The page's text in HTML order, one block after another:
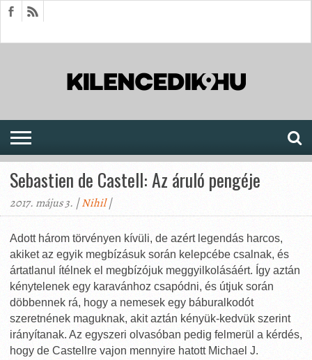
Sebastien de Castell: Az áruló pengéje
2017. május 3. |Nihil|
Adott három törvényen kívüli, de azért legendás harcos,
akiket az egyik megbízásuk során kelepcébe csalnak, és
ártatlanul ítélnek el megbízójuk meggyilkolásáért. Így aztán
kénytelenek egy karavánhoz csapódni, és útjuk során
döbbennek rá, hogy a nemesek egy báburalkodót
szeretnének maguknak, akit aztán kényük-kedvük szerint
irányítanak. Az egyszeri olvasóban pedig felmerül a kérdés,
hogy de Castellre vajon mennyire hatott Michael J.